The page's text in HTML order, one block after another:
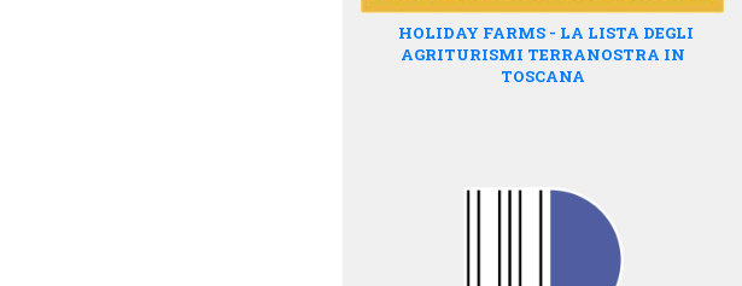
HOLIDAY FARMS - LA LISTA DEGLI
AGRITURISMI TERRANOSTRA IN
TOSCANA